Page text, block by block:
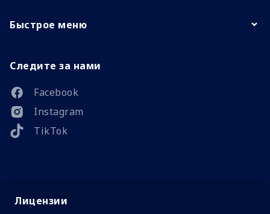
Быстрое меню
Следите за нами
Facebook
Instagram
TikTok
Лицензии